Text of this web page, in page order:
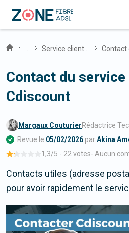
Contact
Contact du
Cdiscount
Margaux CouturierRédactrice
Revue le 05/02/2026 parAkina
1,3/5 - 22 votes- Aucun
Contacts utiles (adresse
pour avoir rapidement le